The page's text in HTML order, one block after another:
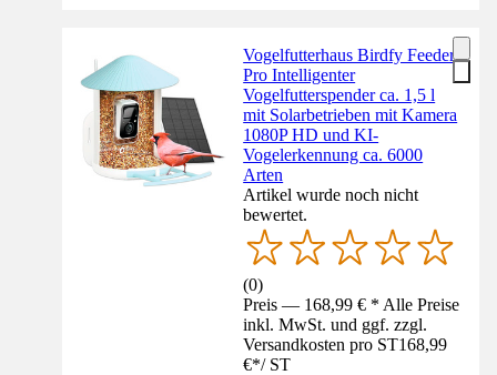
Vogelfutterhaus Birdfy Feeder
Pro Intelligenter
Vogelfutterspender ca. 1,5 l
mit Solarbetrieben mit Kamera
1080P HD und KI-
Vogelerkennung ca. 6000
Arten
Artikel wurde noch nicht
bewertet.
(0)
Preis — 168,99 € * Alle Preise
inkl. MwSt. und ggf. zzgl.
Versandkosten pro ST168,99
€*/ ST